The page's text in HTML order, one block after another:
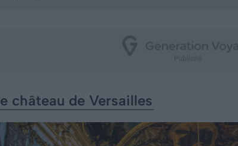
château de Versailles